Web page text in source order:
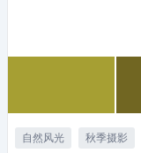
自然风光 秋季摄影